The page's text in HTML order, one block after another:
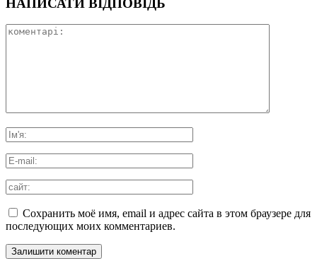
Сохранить моё имя, email и адрес сайта в этом браузере для
последующих моих комментариев.